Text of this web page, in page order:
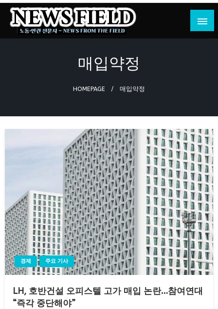
Skip
content
뉴스필드
노동·인권 전문지
매입약정
HOMEPAGE 매입약정
경제 주요 기사
LH, 호반건설 오피스텔 고가 매입 논란…참여연대
“즉각 중단해야”